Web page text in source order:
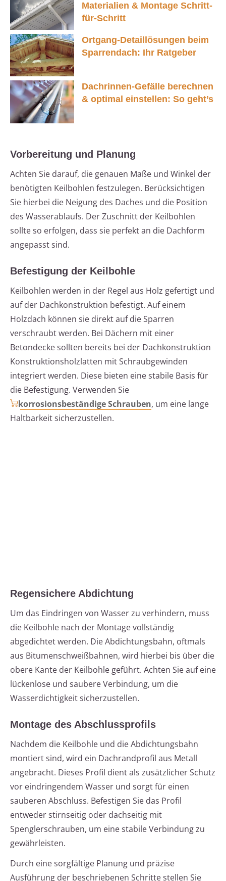
Materialien & Montage Schritt-
für-Schritt
Ortgang-Detaillösungen beim
Sparrendach: Ihr Ratgeber
Dachrinnen-Gefälle berechnen
& optimal einstellen: So geht’s
Vorbereitung und Planung
Achten Sie darauf, die genauen Maße und Winkel der
benötigten Keilbohlen festzulegen. Berücksichtigen
Sie hierbei die Neigung des Daches und die Position
des Wasserablaufs. Der Zuschnitt der Keilbohlen
sollte so erfolgen, dass sie perfekt an die Dachform
angepasst sind.
Befestigung der Keilbohle
Keilbohlen werden in der Regel aus Holz gefertigt und
auf der Dachkonstruktion befestigt. Auf einem
Holzdach können sie direkt auf die Sparren
verschraubt werden. Bei Dächern mit einer
Betondecke sollten bereits bei der Dachkonstruktion
Konstruktionsholzlatten mit Schraubgewinden
integriert werden. Diese bieten eine stabile Basis für
die Befestigung. Verwenden Sie
korrosionsbeständige Schrauben, um eine lange
Haltbarkeit sicherzustellen.
Regensichere Abdichtung
Um das Eindringen von Wasser zu verhindern, muss
die Keilbohle nach der Montage vollständig
abgedichtet werden. Die Abdichtungsbahn, oftmals
aus Bitumenschweißbahnen, wird hierbei bis über die
obere Kante der Keilbohle geführt. Achten Sie auf eine
lückenlose und saubere Verbindung, um die
Wasserdichtigkeit sicherzustellen.
Montage des Abschlussprofils
Nachdem die Keilbohle und die Abdichtungsbahn
montiert sind, wird ein Dachrandprofil aus Metall
angebracht. Dieses Profil dient als zusätzlicher Schutz
vor eindringendem Wasser und sorgt für einen
sauberen Abschluss. Befestigen Sie das Profil
entweder stirnseitig oder dachseitig mit
Spenglerschrauben, um eine stabile Verbindung zu
gewährleisten.
Durch eine sorgfältige Planung und präzise
Ausführung der beschriebenen Schritte stellen Sie